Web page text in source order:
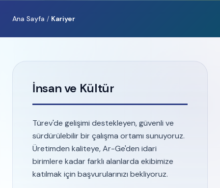
Ana Sayfa / Kariyer
İnsan ve Kültür
Türev'de gelişimi destekleyen, güvenli ve
sürdürülebilir bir çalışma ortamı sunuyoruz.
Üretimden kaliteye, Ar-Ge'den idari
birimlere kadar farklı alanlarda ekibimize
katılmak için başvurularınızı bekliyoruz.